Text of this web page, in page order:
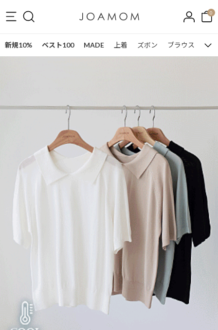
0
新規10% ベスト100 MADE 上着 ズボン ブラウス ワ